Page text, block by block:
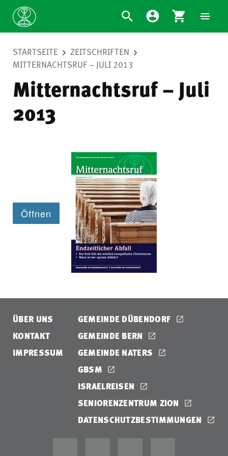
STARTSEITE
ZEITSCHRIFTEN
MITTERNACHTSRUF – JULI 2013
Mitternachtsruf – Juli
2013
ÜBER UNS
KONTAKT
IMPRESSUM
GEMEINDE DÜBENDORF
GEMEINDE BERN
GEMEINDE NATERS
GBSM
ISRAELREISEN
SENIORENZENTRUM ZION
DATENSCHUTZBESTIMMUNGEN